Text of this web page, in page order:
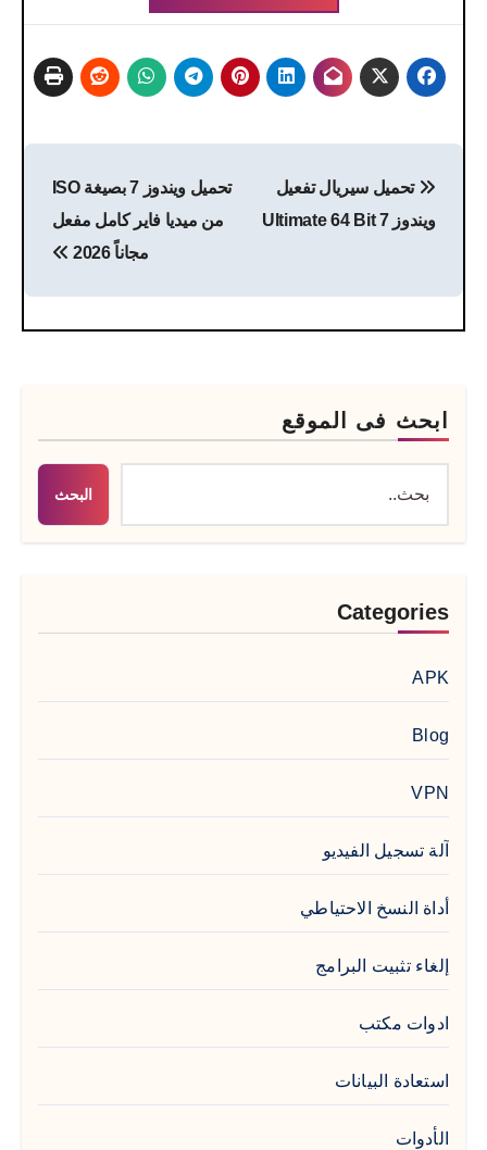
المقالات
تحميل سيريال تفعيل
ويندوز 7 Ultimate 64 Bit
تحميل ويندوز 7 بصيغة ISO
من ميديا فاير كامل مفعل
مجاناً 2026
ابحث فى الموقع
البحث
Categories
APK
Blog
VPN
آلة تسجيل الفيديو
أداة النسخ الاحتياطي
إلغاء تثبيت البرامج
ادوات مكتب
استعادة البيانات
الأدوات